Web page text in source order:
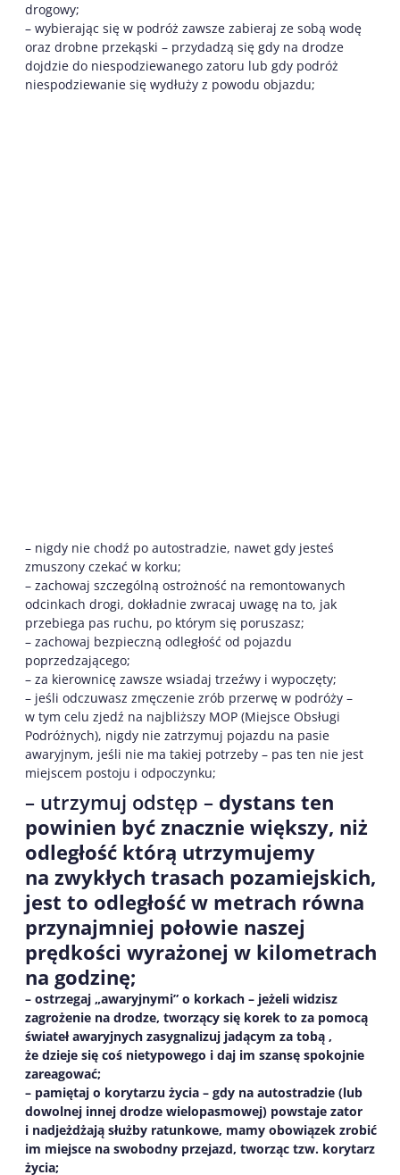
drogowy;
– wybierając się w podróż zawsze zabieraj ze sobą wodę
oraz drobne przekąski – przydadzą się gdy na drodze
dojdzie do niespodziewanego zatoru lub gdy podróż
niespodziewanie się wydłuży z powodu objazdu;
– nigdy nie chodź po autostradzie, nawet gdy jesteś
zmuszony czekać w korku;
– zachowaj szczególną ostrożność na remontowanych
odcinkach drogi, dokładnie zwracaj uwagę na to, jak
przebiega pas ruchu, po którym się poruszasz;
– zachowaj bezpieczną odległość od pojazdu
poprzedzającego;
– za kierownicę zawsze wsiadaj trzeźwy i wypoczęty;
– jeśli odczuwasz zmęczenie zrób przerwę w podróży –
w tym celu zjedź na najbliższy MOP (Miejsce Obsługi
Podróżnych), nigdy nie zatrzymuj pojazdu na pasie
awaryjnym, jeśli nie ma takiej potrzeby – pas ten nie jest
miejscem postoju i odpoczynku;
– utrzymuj odstęp – dystans ten
powinien być znacznie większy, niż
odległość którą utrzymujemy
na zwykłych trasach pozamiejskich,
jest to odległość w metrach równa
przynajmniej połowie naszej
prędkości wyrażonej w kilometrach
na godzinę;
– ostrzegaj „awaryjnymi” o korkach – jeżeli widzisz
zagrożenie na drodze, tworzący się korek to za pomocą
świateł awaryjnych zasygnalizuj jadącym za tobą ,
że dzieje się coś nietypowego i daj im szansę spokojnie
zareagować;
– pamiętaj o korytarzu życia – gdy na autostradzie (lub
dowolnej innej drodze wielopasmowej) powstaje zator
i nadjeżdżają służby ratunkowe, mamy obowiązek zrobić
im miejsce na swobodny przejazd, tworząc tzw. korytarz
życia;